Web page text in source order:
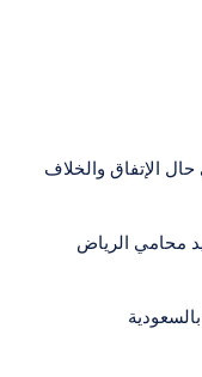
الإتفاق والخلاف
محامي الرياض